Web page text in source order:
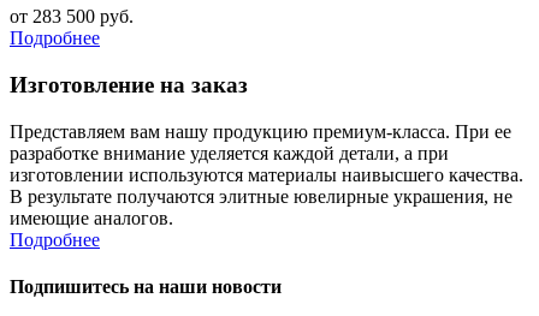
от 283 500 руб.
Подробнее
Изготовление на заказ
Представляем вам нашу продукцию премиум-класса. При ее
разработке внимание уделяется каждой детали, а при
изготовлении используются материалы наивысшего качества.
В результате получаются элитные ювелирные украшения, не
имеющие аналогов.
Подробнее
Подпишитесь на наши новости